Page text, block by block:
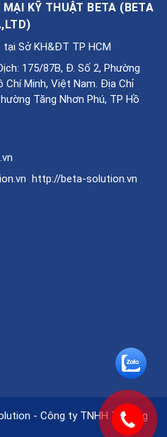
KỸ THUẬT BETA (BETA
)
tại Sở KH&ĐT TP HCM
175/87B, Đ. Số 2, Phường
Chí Minh, Việt Nam. Địa Chỉ
Tăng Nhơn Phú, TP Hồ
http://beta-solution.vn
- Công ty TNHH Thương